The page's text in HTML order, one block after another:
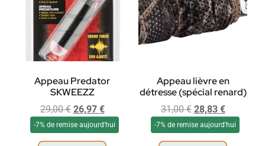
Appeau Predator
SKWEEZZ
29,00€ 26,97 €
-7% de remise aujourd'hui
Appeau lièvre en
détresse (spécial renard)
31,00€ 28,83 €
-7% de remise aujourd'hui